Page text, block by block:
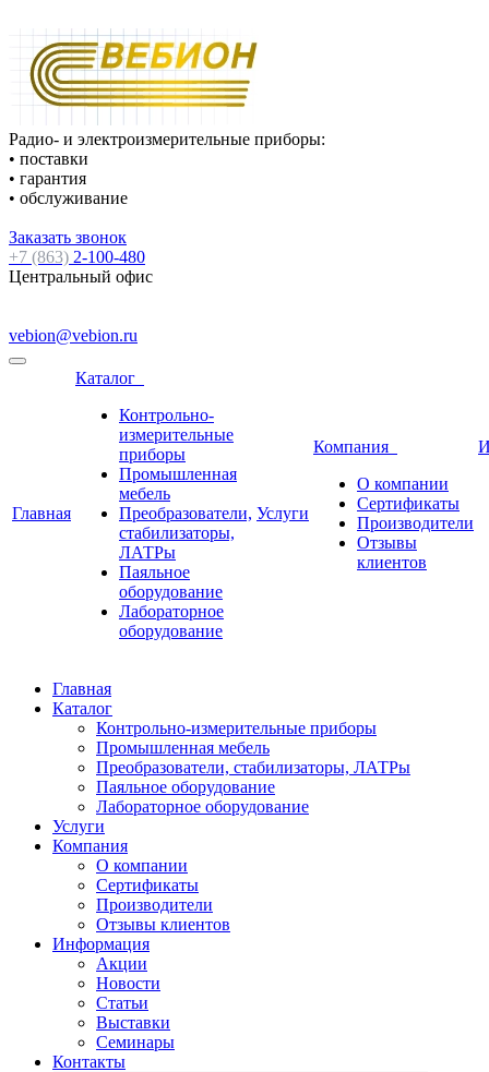
Радио- и электроизмерительные приборы:
• поставки
• гарантия
• обслуживание
Заказать звонок
+7 (863) 2-100-480
Центральный офис
vebion@vebion.ru
Главная
Каталог
Контрольно-
измерительные
приборы
Промышленная
мебель
Преобразователи,
стабилизаторы,
ЛАТРы
Паяльное
оборудование
Лабораторное
оборудование
Услуги
Компания
О компании
Сертификаты
Производители
Отзывы
клиентов
Главная
Каталог
Контрольно-измерительные приборы
Промышленная мебель
Преобразователи, стабилизаторы, ЛАТРы
Паяльное оборудование
Лабораторное оборудование
Услуги
Компания
О компании
Сертификаты
Производители
Отзывы клиентов
Информация
Акции
Новости
Статьи
Выставки
Семинары
Контакты